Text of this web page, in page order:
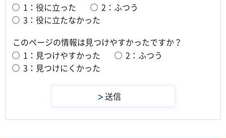
1：役に立った
2：ふつう
3：役に立たなかった
このページの情報は見つけやすかったですか？
1：見つけやすかった
2：ふつう
3：見つけにくかった